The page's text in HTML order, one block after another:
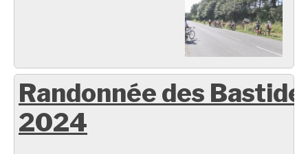
Randonnée des
2024